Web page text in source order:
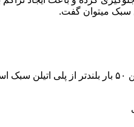
پلی اتیلن سنگین مثل پلی اتیلن سبک از اتم های هیدروژن و کربن تشکیل می شود.فرق در این مورد می